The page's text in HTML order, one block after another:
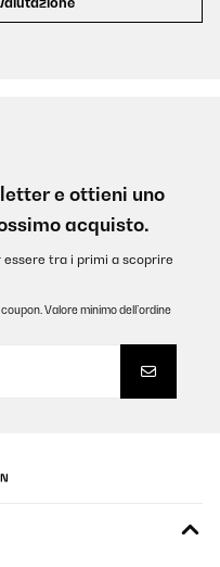
e ottieni uno
acquisto.
tra i primi a scoprire
Valore minimo dell’ordine